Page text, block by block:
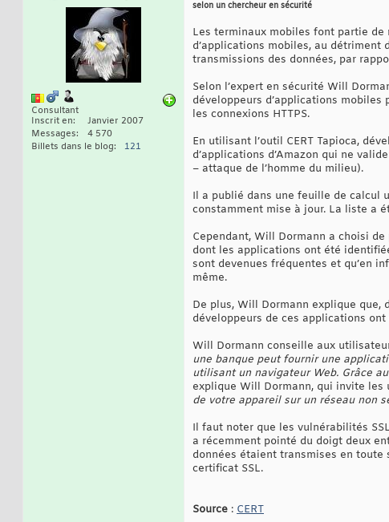
Consultant
Inscrit en
Janvier 2007
Messages
4 570
Billets dans le blog
121
selon un chercheur en sécurité
Les terminaux mobiles font partie de
d’applications mobiles, au détriment
transmissions des données, par
Selon l’expert en sécurité Will
développeurs d’applications
les connexions HTTPS.
En utilisant l’outil CERT Tapioca,
d’applications d’Amazon qui ne
– attaque de l’homme du milieu).
Il a publié dans une feuille de calcul
constamment mise à jour. La liste a
Cependant, Will Dormann a choisi
dont les applications ont été
sont devenues fréquentes et qu’en
même.
De plus, Will Dormann explique que,
développeurs de ces applications
Will Dormann conseille aux
une banque peut fournir une
utilisant un navigateur Web. Grâce
explique Will Dormann, qui invite les
de votre appareil sur un réseau non
Il faut noter que les vulnérabilités
a récemment pointé du doigt deux
données étaient transmises en
certificat SSL.
Source : CERT